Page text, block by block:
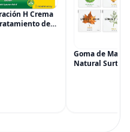
H Crema
de
Goma de
Natural